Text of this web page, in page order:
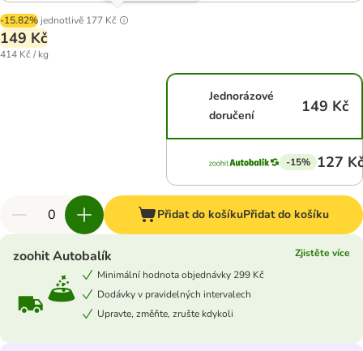
-15.82% jednotlivě 177 Kč
149 Kč
414 Kč / kg
Jednorázové
doručení
149 Kč
-15% 127
Přidat do košíkuPřidat do košíku
zoohit Autobalík
Zjistěte více
Minimální hodnota objednávky 299 Kč
Dodávky v pravidelných intervalech
Upravte, změňte, zrušte kdykoli